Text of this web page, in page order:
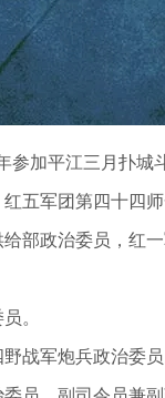
加平江三月扑城
五军团第四十四
部政治委员，红
。
战军炮兵政治委员